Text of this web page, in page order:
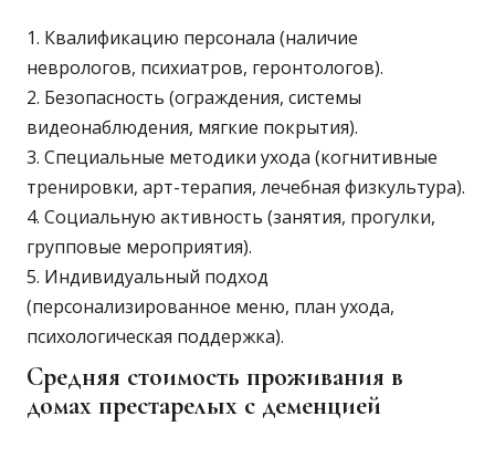
Квалификацию персонала (наличие
неврологов, психиатров, геронтологов).
Безопасность (ограждения, системы
видеонаблюдения, мягкие покрытия).
Специальные методики ухода (когнитивные
тренировки, арт-терапия, лечебная физкультура).
Социальную активность (занятия, прогулки,
групповые мероприятия).
Индивидуальный подход
(персонализированное меню, план ухода,
психологическая поддержка).
Средняя стоимость проживания в
домах престарелых с деменцией